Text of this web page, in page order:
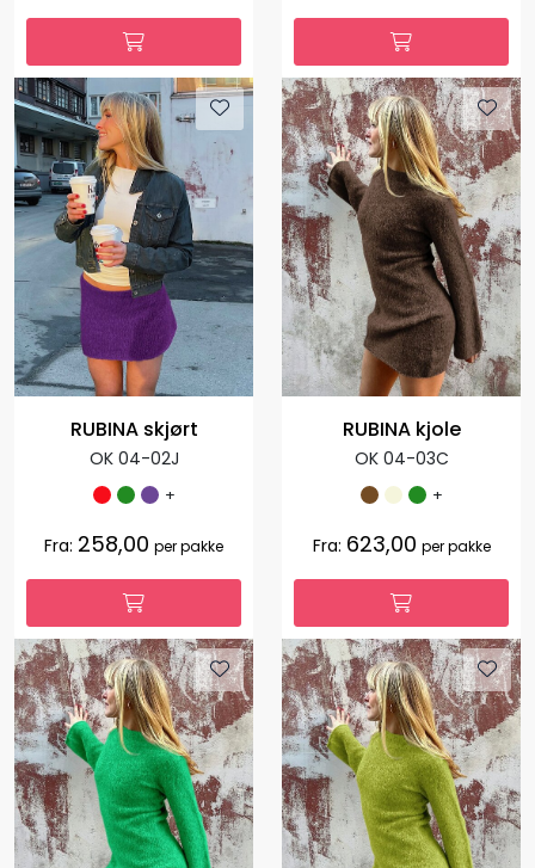
RUBINA skjørt
OK 04-02J
+
Fra: 258,00 per pakke
RUBINA kjole
OK 04-03C
+
Fra: 623,00 per pakke